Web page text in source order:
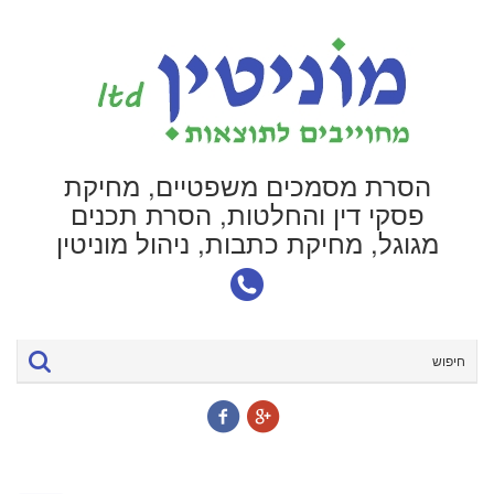
הסרת מסמכים משפטיים, מחיקת
פסקי דין והחלטות, הסרת תכנים
מגוגל, מחיקת כתבות, ניהול מוניטין